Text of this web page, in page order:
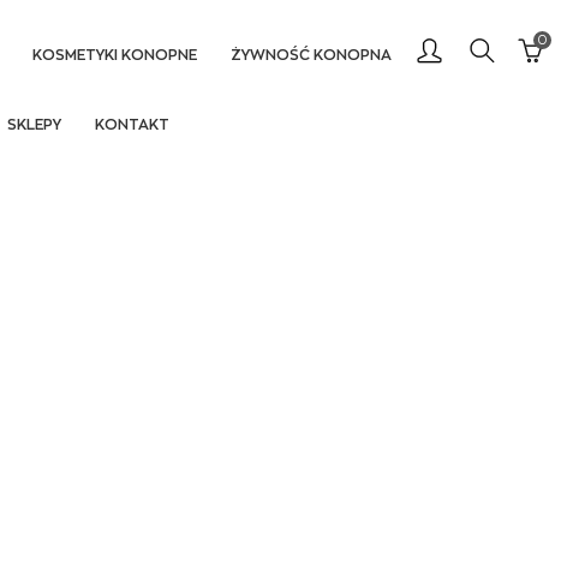
KOSMETYKI KONOPNE ŻYWNOŚĆ KONOPNA
SKLEPY KONTAKT
0